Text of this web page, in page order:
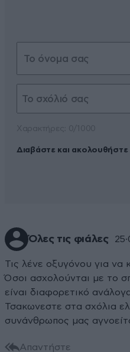
Διαβάστε και
Όλες τις φιάλες
Τις λένε οξυγόνου για να
Όσοι ασχολούνται με το
είναι διαφορετικό
Τσακωνεστε στα σχόλια
συνάνθρωπος μας
Απαντήστε